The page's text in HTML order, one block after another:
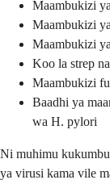
Maambukizi
Maambukizi
Maambukizi
Koo la strep
Maambukizi
Baadhi ya
wa H. pylori
Ni muhimu
ya virusi kama vile